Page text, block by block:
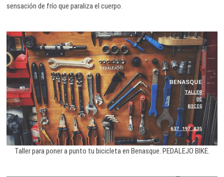
sensación de frío que paraliza el cuerpo.
Taller para poner a punto tu bicicleta en Benasque. PEDALEJO BIKE.